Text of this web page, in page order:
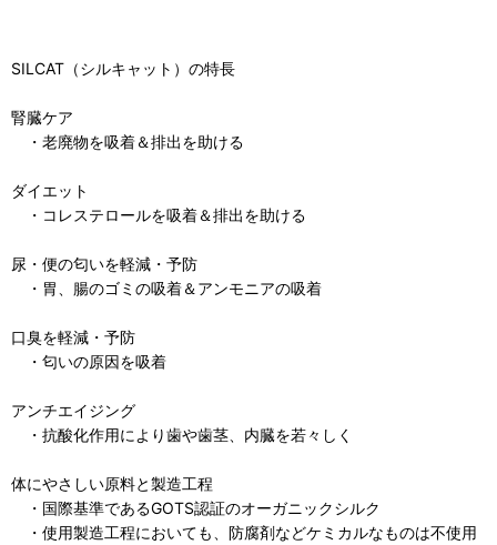
SILCAT（シルキャット）の特長
腎臓ケア
・老廃物を吸着＆排出を助ける
ダイエット
・コレステロールを吸着＆排出を助ける
尿・便の匂いを軽減・予防
・胃、腸のゴミの吸着＆アンモニアの吸着
口臭を軽減・予防
・匂いの原因を吸着
アンチエイジング
・抗酸化作用により歯や歯茎、内臓を若々しく
体にやさしい原料と製造工程
・国際基準であるGOTS認証のオーガニックシルク
・使用製造工程においても、防腐剤などケミカルなものは不使用